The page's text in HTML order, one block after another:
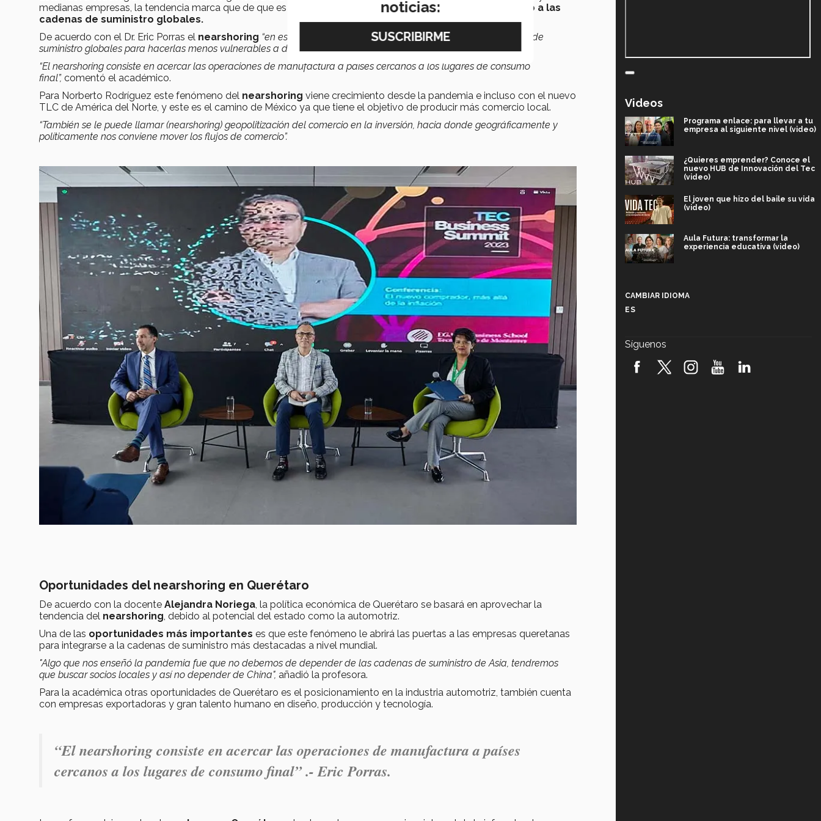
medianas empresas, la tendencia marca que de que es el momento de integrar a las empresas de
Querétaro a las
cadenas de suministro globales.
De acuerdo con el Dr. Eric Porras el nearshoring “en esencia, es un proceso de reconfiguración de las cadenas de
suministro globales para hacerlas menos vulnerables a disrupciones”.
“El nearshoring consiste en acercar las operaciones de manufactura a países cercanos a los lugares de consumo
final”, comentó el académico.
Para Norberto Rodríguez este fenómeno del nearshoring viene crecimiento desde la pandemia e incluso con el nuevo
TLC de América del Norte, y este es el camino de México ya que tiene el objetivo de producir más comercio local.
“También se le puede llamar (nearshoring) geopolitización del comercio en la inversión, hacia donde geográficamente y
políticamente nos conviene mover los flujos de comercio”.
Oportunidades del nearshoring en Querétaro
De acuerdo con la docente Alejandra Noriega, la política económica de Querétaro se basará en aprovechar la
tendencia del nearshoring, debido al potencial del estado como la automotriz.
Una de las oportunidades más importantes es que este fenómeno le abrirá las puertas a las empresas queretanas
para integrarse a la cadenas de suministro más destacadas a nivel mundial.
"Algo que nos enseñó la pandemia fue que no debemos de depender de las cadenas de suministro de Asia, tendremos
que buscar socios locales y así no depender de China", añadió la profesora.
Para la académica otras oportunidades de Querétaro es el posicionamiento en la industria automotriz, también cuenta
con empresas exportadoras y gran talento humano en diseño, producción y tecnología.
“El nearshoring consiste en acercar las operaciones de manufactura a países
cercanos a los lugares de consumo final” .- Eric Porras.
Videos
Programa enlace: para llevar a tu
empresa al siguiente nivel (video)
¿Quieres emprender? Conoce el
nuevo HUB de Innovación del Tec
(video)
El joven que hizo del baile su vida
(video)
Aula Futura: transformar la
experiencia educativa (video)
robótica FIRST 2026! (video)
CAMBIAR IDIOMA
ES
Síguenos
noticias: